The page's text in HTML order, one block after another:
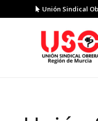
Unión Sindical